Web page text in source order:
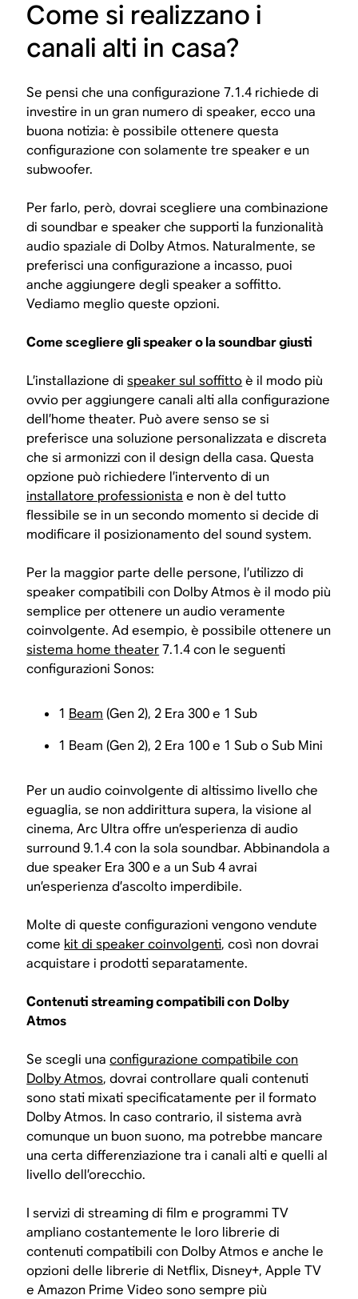
Come si realizzano i
canali alti in casa?
Se pensi che una configurazione 7.1.4 richiede di
investire in un gran numero di speaker, ecco una
buona notizia: è possibile ottenere questa
configurazione con solamente tre speaker e un
subwoofer.
Per farlo, però, dovrai scegliere una combinazione
di soundbar e speaker che supporti la funzionalità
audio spaziale di Dolby Atmos. Naturalmente, se
preferisci una configurazione a incasso, puoi
anche aggiungere degli speaker a soffitto.
Vediamo meglio queste opzioni.
Come scegliere gli speaker o la soundbar giusti
L’installazione dispeaker sul soffittoè il modo più
ovvio per aggiungere canali alti alla configurazione
dell’home theater. Può avere senso se si
preferisce una soluzione personalizzata e discreta
che si armonizzi con il design della casa. Questa
opzione può richiedere l’intervento di un
installatore professionista e non è del tutto
flessibile se in un secondo momento si decide di
modificare il posizionamento del sound system.
Per la maggior parte delle persone, l’utilizzo di
speaker compatibili con Dolby Atmos è il modo più
semplice per ottenere un audio veramente
coinvolgente. Ad esempio, è possibile ottenere un
sistema home theater7.1.4 con le seguenti
configurazioni Sonos:
1 Beam (Gen 2), 2 Era 300 e 1 Sub
1 Beam (Gen 2), 2 Era 100 e 1 Sub o Sub Mini
Per un audio coinvolgente di altissimo livello che
eguaglia, se non addirittura supera, la visione al
cinema, Arc Ultra offre un’esperienza di audio
surround 9.1.4 con la sola soundbar. Abbinandola a
due speaker Era 300 e a un Sub 4 avrai
un’esperienza d’ascolto imperdibile.
Molte di queste configurazioni vengono vendute
come kit di speaker coinvolgenti, così non dovrai
acquistare i prodotti separatamente.
Contenuti streaming compatibili con Dolby
Atmos
Se scegli unaconfigurazione compatibile con
Dolby Atmos, dovrai controllare quali contenuti
sono stati mixati specificatamente per il formato
Dolby Atmos. In caso contrario, il sistema avrà
comunque un buon suono, ma potrebbe mancare
una certa differenziazione tra i canali alti e quelli al
livello dell’orecchio.
I servizi di streaming di film e programmi TV
ampliano costantemente le loro librerie di
contenuti compatibili con Dolby Atmos e anche le
opzioni delle librerie di Netflix, Disney+, Apple TV
e Amazon Prime Video sono sempre più